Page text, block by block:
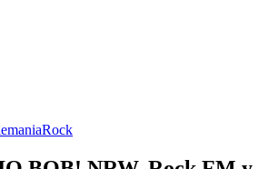
Rock